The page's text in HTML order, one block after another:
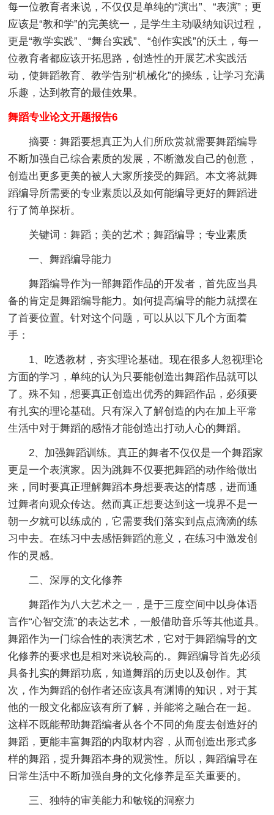
每一位教育者来说，不仅仅是单纯的“演出”、“表演”；更
应该是“教和学”的完美统一，是学生主动吸纳知识过程，
更是“教学实践”、“舞台实践”、“创作实践”的沃土，每一
位教育者都应该开拓思路，创造性的开展艺术实践活
动，使舞蹈教育、教学告别“机械化”的操练，让学习充满
乐趣，达到教育的最佳效果。
舞蹈专业论文开题报告6
摘要：舞蹈要想真正为人们所欣赏就需要舞蹈编导
不断加强自己综合素质的发展，不断激发自己的创意，
创造出更多更美的被人大家所接受的舞蹈。本文将就舞
蹈编导所需要的专业素质以及如何能编导更好的舞蹈进
行了简单探析。
关键词：舞蹈；美的艺术；舞蹈编导；专业素质
一、舞蹈编导能力
舞蹈编导作为一部舞蹈作品的开发者，首先应当具
备的肯定是舞蹈编导能力。如何提高编导的能力就摆在
了首要位置。针对这个问题，可以从以下几个方面着
手：
1、吃透教材，夯实理论基础。现在很多人忽视理论
方面的学习，单纯的认为只要能创造出舞蹈作品就可以
了。殊不知，想要真正创造出优秀的舞蹈作品，必须要
有扎实的理论基础。只有深入了解创造的内在加上平常
生活中对于舞蹈的感悟才能创造出打动人心的舞蹈。
2、加强舞蹈训练。真正的舞者不仅仅是一个舞蹈家
更是一个表演家。因为跳舞不仅要把舞蹈的动作给做出
来，同时要真正理解舞蹈本身想要表达的情感，进而通
过舞者向观众传达。然而真正想要达到这一境界不是一
朝一夕就可以练成的，它需要我们落实到点点滴滴的练
习中去。在练习中去感悟舞蹈的意义，在练习中激发创
作的灵感。
二、深厚的文化修养
舞蹈作为八大艺术之一，是于三度空间中以身体语
言作“心智交流”的表达艺术，一般借助音乐等其他道具。
舞蹈作为一门综合性的表演艺术，它对于舞蹈编导的文
化修养的要求也是相对来说较高的.。舞蹈编导首先必须
具备扎实的舞蹈功底，知道舞蹈的历史以及创作。其
次，作为舞蹈的创作者还应该具有渊博的知识，对于其
他的一般文化都应该有所了解，并能将之融合在一起。
这样不既能帮助舞蹈编者从各个不同的角度去创造好的
舞蹈，更能丰富舞蹈的内取材内容，从而创造出形式多
样的舞蹈，提升舞蹈本身的观赏性。所以，舞蹈编导在
日常生活中不断加强自身的文化修养是至关重要的。
三、独特的审美能力和敏锐的洞察力